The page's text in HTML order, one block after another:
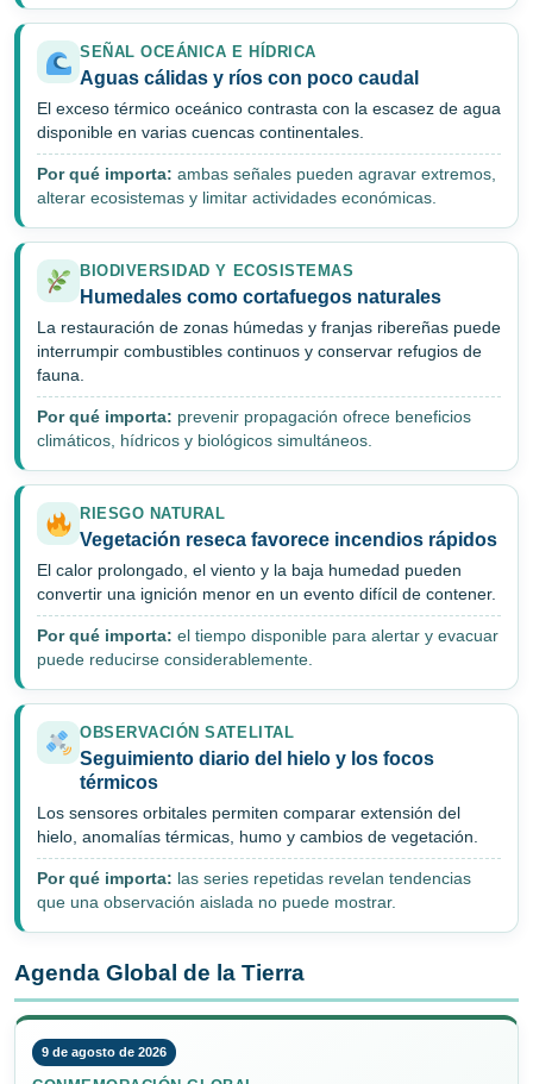
SEÑAL OCEÁNICA E HÍDRICA
Aguas cálidas y ríos con poco caudal
El exceso térmico oceánico contrasta con la escasez de agua
disponible en varias cuencas continentales.
Por qué importa: ambas señales pueden agravar extremos,
alterar ecosistemas y limitar actividades económicas.
BIODIVERSIDAD Y ECOSISTEMAS
Humedales como cortafuegos naturales
La restauración de zonas húmedas y franjas ribereñas puede
interrumpir combustibles continuos y conservar refugios de
fauna.
Por qué importa: prevenir propagación ofrece beneficios
climáticos, hídricos y biológicos simultáneos.
RIESGO NATURAL
Vegetación reseca favorece incendios rápidos
El calor prolongado, el viento y la baja humedad pueden
convertir una ignición menor en un evento difícil de contener.
Por qué importa: el tiempo disponible para alertar y evacuar
puede reducirse considerablemente.
OBSERVACIÓN SATELITAL
Seguimiento diario del hielo y los focos
térmicos
Los sensores orbitales permiten comparar extensión del
hielo, anomalías térmicas, humo y cambios de vegetación.
Por qué importa: las series repetidas revelan tendencias
que una observación aislada no puede mostrar.
Agenda Global de la Tierra
9 de agosto de 2026